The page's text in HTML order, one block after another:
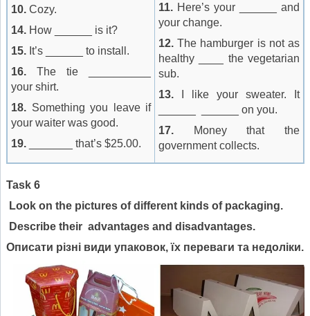
10. Cozy.
14. How ______ is it?
15. It’s ______ to install.
16. The tie __________
your shirt.
18. Something you leave if
your waiter was good.
19. _______ that’s $25.00.
11. Here’s your ______ and
your change.
12.The hamburger is not as
healthy ____ the vegetarian
sub.
13.
I like your sweater. It
______ ______ on you.
17.
Money that the
government collects.
Task 6
Look on the pictures of different kinds of packaging.
Describe their advantages and disadvantages.
Описати різні види упаковок, їх переваги та недоліки.